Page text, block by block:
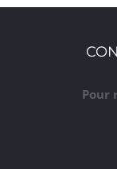
Pour